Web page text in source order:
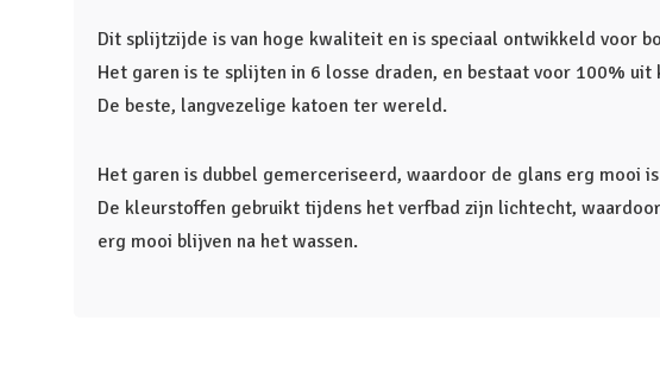
Dit splijtzijde is van hoge kwaliteit en is speciaal ontwikkeld voor
Het garen is te splijten in 6 losse draden, en bestaat voor 100% uit
De beste, langvezelige katoen ter wereld.
Het garen is dubbel gemerceriseerd, waardoor de glans erg mooi
De kleurstoffen gebruikt tijdens het verfbad zijn lichtecht,
erg mooi blijven na het wassen.